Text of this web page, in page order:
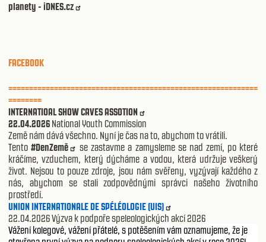
planety - iDNES.cz
FACEBOOK
============================================================
========
INTERNATIOAL SHOW CAVES ASSOTION
22.04.2026 National Youth Commission
Země nám dává všechno. Nyní je čas na to, abychom to vrátili.
Tento#DenZemě
se zastavme a zamysleme se nad zemí, po které
kráčíme, vzduchem, který dýcháme a vodou, která udržuje veškerý
život. Nejsou to pouze zdroje, jsou nám svěřeny, vyzývají každého z
nás, abychom se stali zodpovědnými správci našeho životního
prostředí.
UNION INTERNATIONALE DE SPÉLÉOLOGIE (UIS)
22.04.2026 Výzva k podpoře speleologických akcí 2026
Vážení kolegové, vážení přátelé, s potěšením vám oznamujeme, že je